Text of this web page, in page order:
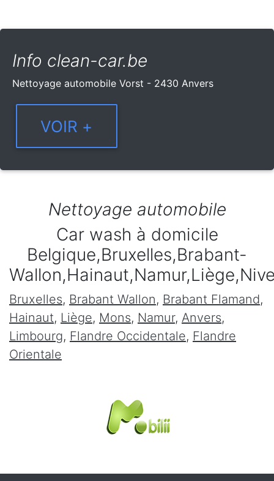
Info clean-car.be
Nettoyage automobile Vorst - 2430 Anvers
Nettoyage automobile
Car wash à domicile
Belgique,Bruxelles,Brabant-
Bruxelles, Brabant Wallon, Brabant Flamand,
Hainaut, Liège, Mons, Namur, Anvers,
Limbourg, Flandre Occidentale, Flandre
Orientale